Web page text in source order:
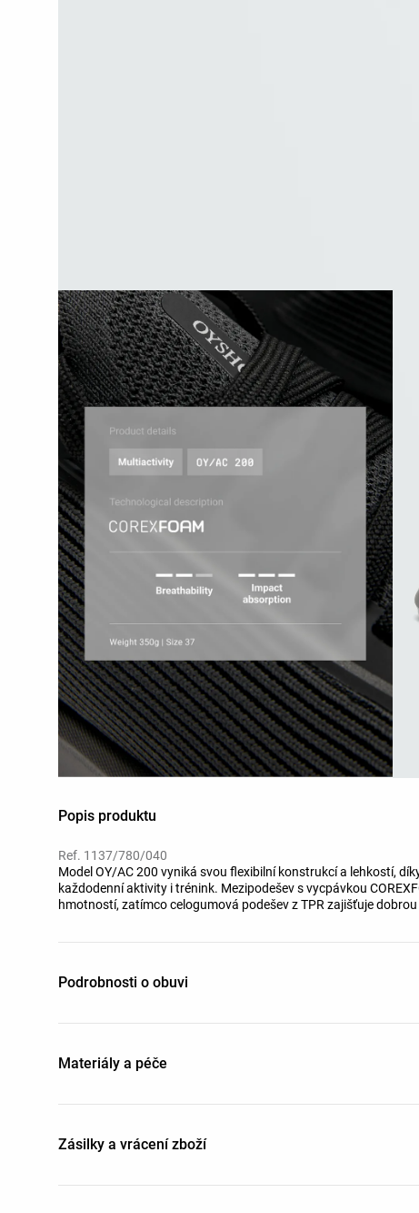
Popis produktu
Ref. 1137/780/040
Model OY/AC 200 vyniká svou flexibilní konstrukcí a lehkostí,
každodenní aktivity i trénink. Mezipodešev s vycpávkou
hmotností, zatímco celogumová podešev z TPR zajišťuje
Podrobnosti o obuvi
Materiály a péče
Zásilky a vrácení zboží